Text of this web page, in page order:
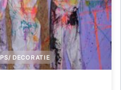
DECORATIE